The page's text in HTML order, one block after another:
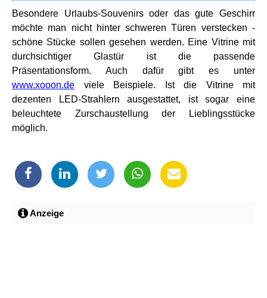
Besondere Urlaubs-Souvenirs oder das gute Geschirr
möchte man nicht hinter schweren Türen verstecken -
schöne Stücke sollen gesehen werden. Eine Vitrine mit
durchsichtiger Glastür ist die passende
Präsentationsform. Auch dafür gibt es unter
www.xooon.de viele Beispiele. Ist die Vitrine mit
dezenten LED-Strahlern ausgestattet, ist sogar eine
beleuchtete Zurschaustellung der Lieblingsstücke
möglich.
Anzeige